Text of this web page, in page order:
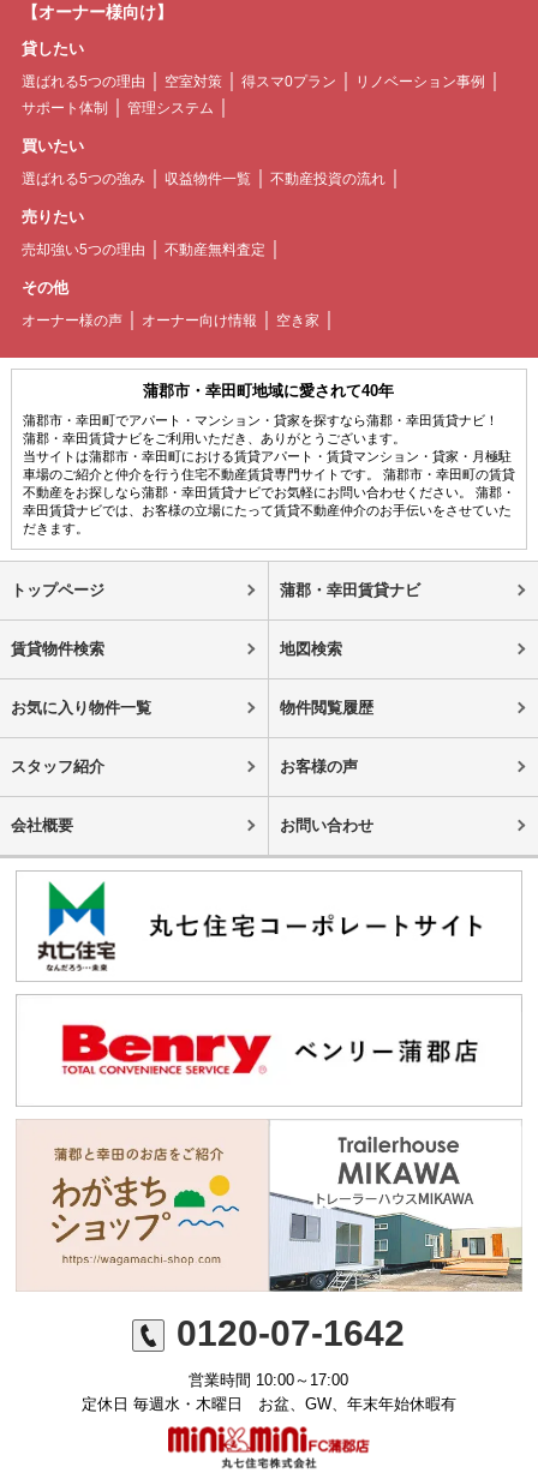
【オーナー様向け】
貸したい
選ばれる5つの理由 空室対策 得スマ0プラン
リノベーション事例
サポート体制
管理システム
買いたい
選ばれる5つの強み 収益物件一覧 不動産投資の流れ
売りたい
売却強い5つの理由 不動産無料査定
その他
オーナー様の声 オーナー向け情報 空き家
蒲郡市・幸田町地域に愛されて40年
蒲郡市・幸田町でアパート・マンション・貸家を探すなら蒲郡・幸田賃貸ナビ！
蒲郡・幸田賃貸ナビをご利用いただき、ありがとうございます。
当サイトは蒲郡市・幸田町における賃貸アパート・賃貸マンション・貸家・月極駐
車場のご紹介と仲介を行う住宅不動産賃貸専門サイトです。 蒲郡市・幸田町の賃貸
不動産をお探しなら蒲郡・幸田賃貸ナビでお気軽にお問い合わせください。 蒲郡・
幸田賃貸ナビでは、お客様の立場にたって賃貸不動産仲介のお手伝いをさせていた
だきます。
トップページ 蒲郡・幸田賃貸ナビ
賃貸物件検索 地図検索
お気に入り物件一覧 物件閲覧履歴
スタッフ紹介 お客様の声
会社概要 お問い合わせ
0120-07-1642
営業時間 10:00～17:00
定休日 毎週水・木曜日 お盆、GW、年末年始休暇有